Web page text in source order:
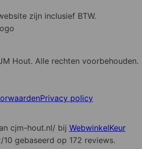
zijn inclusief BTW.
Hout. Alle rechten voorbehouden.
Privacy policy
cjm-hout.nl/ bij WebwinkelKeur
gebaseerd op 172 reviews.